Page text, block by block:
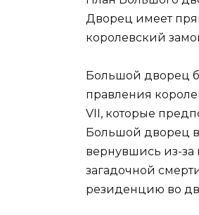
Дворец имеет
королевский
Большой дворец
правления
VII, которые
Большой дворец в
вернувшись из-за
загадочной
резиденцию во